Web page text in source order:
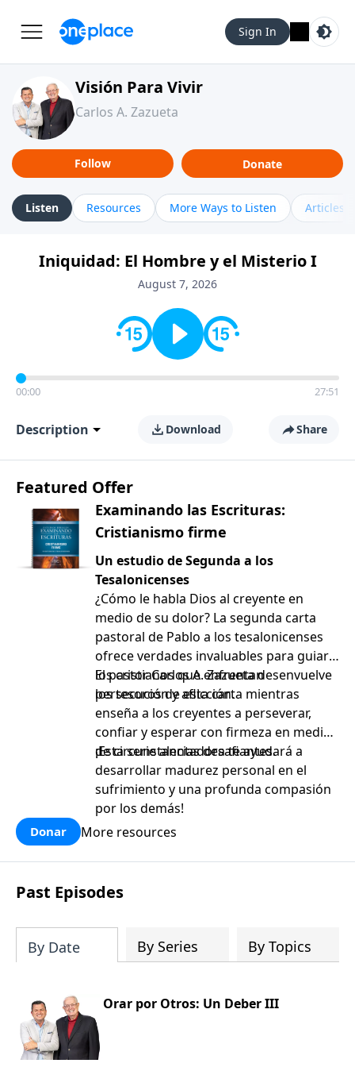
Sign In
Visión Para Vivir
Carlos A. Zazueta
Follow Donate
Listen Resources More Ways to Listen Articles
Iniquidad: El Hombre y el Misterio I
August 7, 2026
00:00 27:51
Description Download Share
Featured Offer
Examinando las Escrituras:
Cristianismo firme
Un estudio de Segunda a los
Tesalonicenses
¿Cómo le habla Dios al creyente en
medio de su dolor? La segunda carta
pastoral de Pablo a los tesalonicenses
ofrece verdades invaluables para guiar a
los cristianos que enfrentan
persecución y aflicción.
El pastor Carlos A. Zazueta desenvuelve
los tesoros de esta carta mientras
enseña a los creyentes a perseverar,
confiar y esperar con firmeza en medio
de circunstancias desafiantes.
¡Esta serie alentadora te ayudará a
desarrollar madurez personal en el
sufrimiento y una profunda compasión
por los demás!
Donar More resources
Past Episodes
By Date By Series By Topics
Orar por Otros: Un Deber III